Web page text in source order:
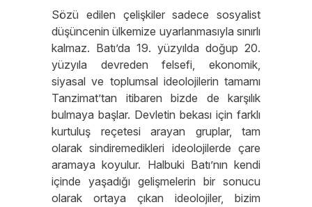
Sözü edilen çelişkiler sadece sosyalist
düşüncenin ülkemize uyarlanmasıyla sınırlı
kalmaz. Batı’da 19. yüzyılda doğup 20.
yüzyıla devreden felsefi, ekonomik,
siyasal ve toplumsal ideolojilerin tamamı
Tanzimat’tan itibaren bizde de karşılık
bulmaya başlar. Devletin bekası için farklı
kurtuluş reçetesi arayan gruplar, tam
olarak sindiremedikleri ideolojilerde çare
aramaya koyulur. Halbuki Batı’nın kendi
içinde yaşadığı gelişmelerin bir sonucu
olarak ortaya çıkan ideolojiler, bizim